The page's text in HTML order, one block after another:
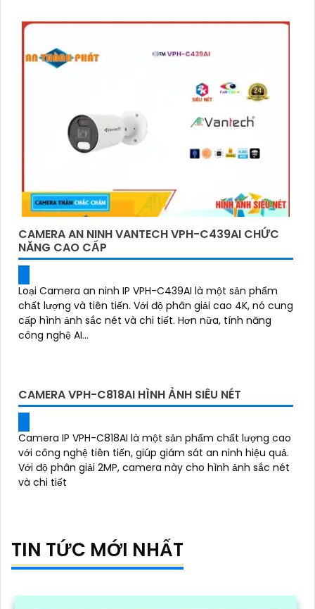
CAMERA AN NINH VANTECH VPH-C439AI CHỨC
NĂNG CAO CẤP
Loại Camera an ninh IP VPH-C439AI là một sản phẩm
chất lượng và tiên tiến. Với độ phân giải cao 4K, nó cung
cấp hình ảnh sắc nét và chi tiết. Hơn nữa, tính năng
công nghệ AI...